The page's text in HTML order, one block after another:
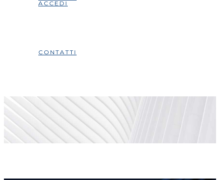
ACCEDI
CONTATTI